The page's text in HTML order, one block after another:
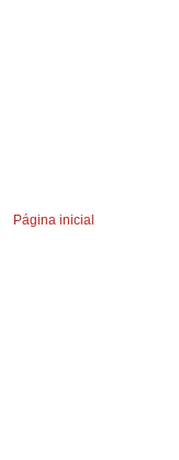
Página inicial